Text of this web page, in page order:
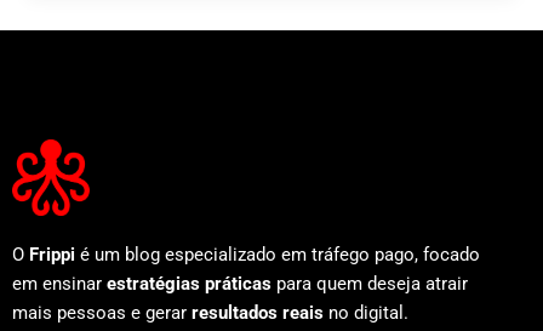
O Frippi é um blog especializado em tráfego pago, focado
em ensinar estratégias práticas para quem deseja atrair
mais pessoas e gerar resultados reais no digital.